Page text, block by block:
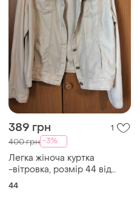
389 грн 1
400 грн -3%
Легка жіноча куртка
-вітровка, розмір 44 від
бренду navigazione,
44